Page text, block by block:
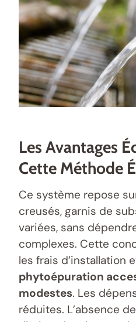
Les Avantages
Cette Méthode
Ce système repose
creusés, garnis de
variées, sans
complexes. Cette
les frais d’installation
phytoépuration
modestes. Les
réduites. L’absence